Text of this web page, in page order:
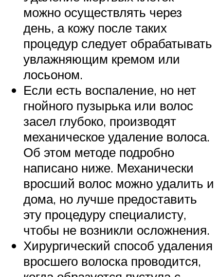
можно осуществлять через
день, а кожу после таких
процедур следует обрабатывать
увлажняющим кремом или
лосьоном.
Если есть воспаление, но нет
гнойного пузырька или волос
засел глубоко, производят
механическое удаление волоса.
Об этом методе подробно
написано ниже. Механически
вросший волос можно удалить и
дома, но лучше предоставить
эту процедуру специалисту,
чтобы не возникли осложнения.
Хирургический способ удаления
вросшего волоска проводится,